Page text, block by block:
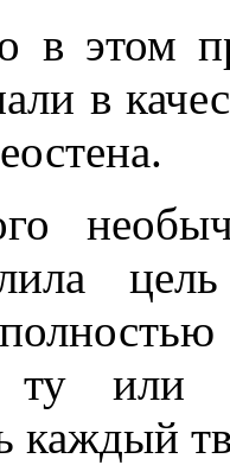
в этом
в
ту или
каждый